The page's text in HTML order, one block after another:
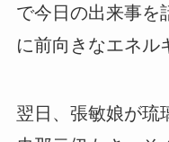
で今日の出来事を
に前向きなエネル
翌日、張敏娘が琉